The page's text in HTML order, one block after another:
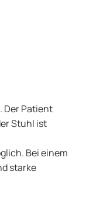
Der Patient
Stuhl ist
Bei einem
starke